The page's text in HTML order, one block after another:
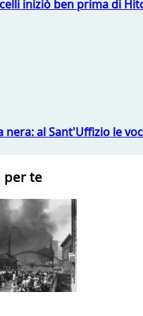
iniziò ben prima di
nera: al Sant'Uffizio le
per te